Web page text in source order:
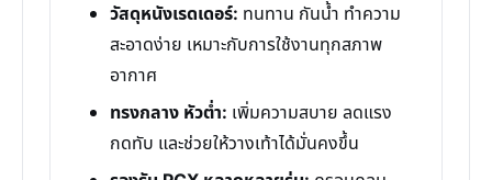
วัสดุหนังเรดเดอร์: ทนทาน กันน้ำ ทำความ
สะอาดง่าย เหมาะกับการใช้งานทุกสภาพ
อากาศ
ทรงกลาง หัวต่ำ: เพิ่มความสบาย ลดแรง
กดทับ และช่วยให้วางเท้าได้มั่นคงขึ้น